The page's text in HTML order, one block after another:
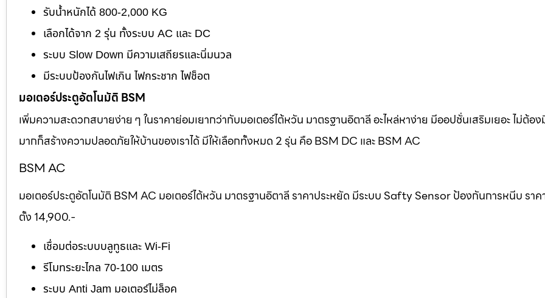
รับน้ำหนักได้ 800-2,000 KG
เลือกได้จาก 2 รุ่น ทั้งระบบ AC และ DC
ระบบ Slow Down มีความเสถียรและนิ่มนวล
มีระบบป้องกันไฟเกิน ไฟกระชาก ไฟช็อต
มอเตอร์ประตูอัตโนมัติ BSM
เพิ่มความสะดวกสบายง่าย ๆ ในราคาย่อมเยากว่ากับมอเตอร์ไต้หวัน มาตรฐานอิตาลี อะไหล่หาง่าย มีออปชั่นเสริมเยอะ ไม่ต้อง
มากก็สร้างความปลอดภัยให้บ้านของเราได้ มีให้เลือกทั้งหมด 2 รุ่น คือ BSM DC และ BSM AC
BSM AC
มอเตอร์ประตูอัตโนมัติ BSM AC มอเตอร์ไต้หวัน มาตรฐานอิตาลี ราคาประหยัด มีระบบ Safty Sensor ป้องกันการหนีบ รา
ตั้ง 14,900.-
เชื่อมต่อระบบบลูทูธและ Wi-Fi
รีโมทระยะไกล 70-100 เมตร
ระบบ Anti Jam มอเตอร์ไม่ล็อค